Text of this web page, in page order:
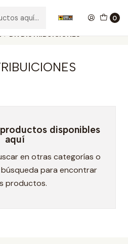
0
DN DISTRIBUICIONES
disponibles
aquí
en otras categorías o
para encontrar
productos.